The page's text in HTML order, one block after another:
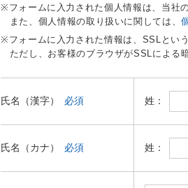
フォームに入力された個人情報は、当社
また、個人情報の取り扱いに関しては、
フォームに入力された情報は、SSLとい
ただし、お客様のブラウザがSSLによる
氏名（漢字） 必須 姓：
氏名（カナ） 必須 姓：